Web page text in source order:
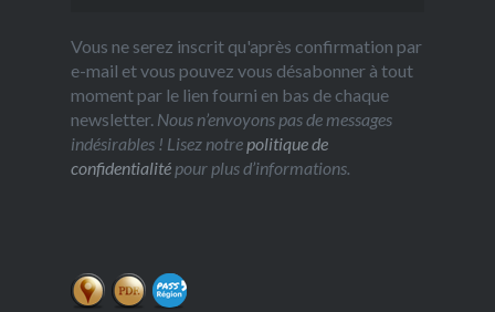
Vous ne serez inscrit qu'après confirmation par
e-mail et vous pouvez vous désabonner à tout
moment par le lien fourni en bas de chaque
newsletter. Nous n’envoyons pas de messages
indésirables ! Lisez notrepolitique de
confidentialitépour plus d’informations.